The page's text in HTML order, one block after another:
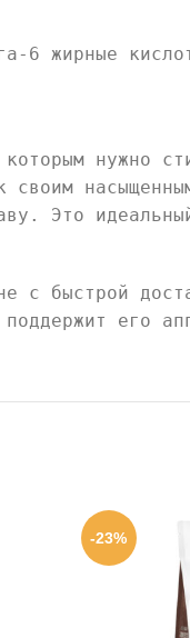
6 жирные
нужно
Это
с быстрой
его
-23%